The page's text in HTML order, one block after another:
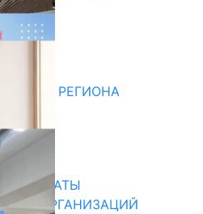
РЕГИОНА
ШТАТЫ
ОРГАНИЗАЦИЙ